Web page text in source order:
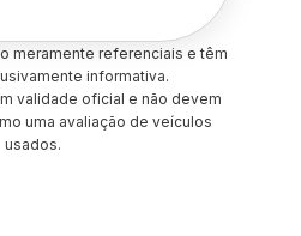
meramente referenciais e têm
informativa.
validade oficial e não devem
uma avaliação de veículos
usados.